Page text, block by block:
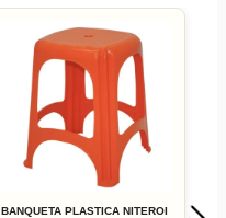
BANQUETA PLASTICA NITEROI